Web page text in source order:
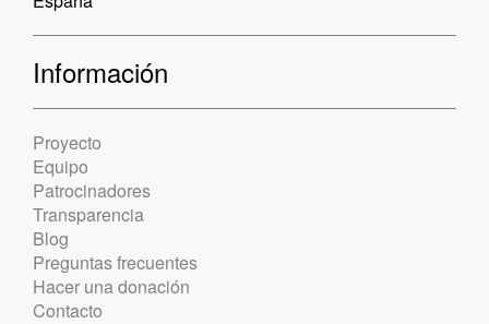
Información
Proyecto
Equipo
Patrocinadores
Transparencia
Blog
Preguntas frecuentes
Hacer una donación
Contacto